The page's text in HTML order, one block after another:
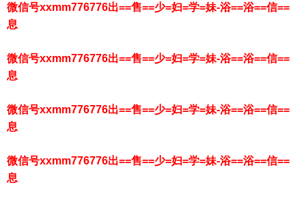
微信号xxmm776776出==售==少=妇=学=妹-浴==浴==信==
息
微信号xxmm776776出==售==少=妇=学=妹-浴==浴==信==
息
微信号xxmm776776出==售==少=妇=学=妹-浴==浴==信==
息
微信号xxmm776776出==售==少=妇=学=妹-浴==浴==信==
息